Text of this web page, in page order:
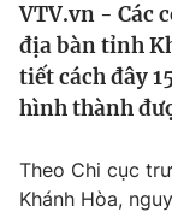
Thế giới
Tin tức
Câu chuyện
Tài chính
Dữ liệu và đời
VTV.vn - Các
địa bàn tỉnh
tiết cách đây
hình thành
Theo Chi cục
Khánh Hòa,